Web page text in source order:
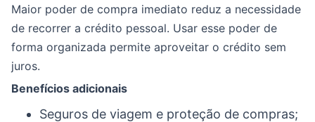
Maior poder de compra imediato reduz a necessidade
de recorrer a crédito pessoal. Usar esse poder de
forma organizada permite aproveitar o crédito sem
juros.
Benefícios adicionais
Seguros de viagem e proteção de compras;